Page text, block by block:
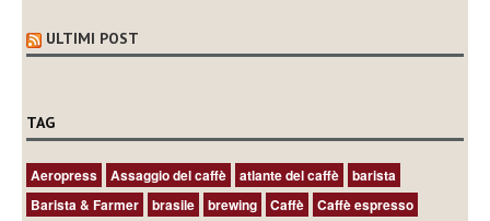
ULTIMI POST
TAG
Aeropress Assaggio del caffè atlante del caffè
barista
Barista & Farmer
brasile brewing Caffè
Caffè espresso